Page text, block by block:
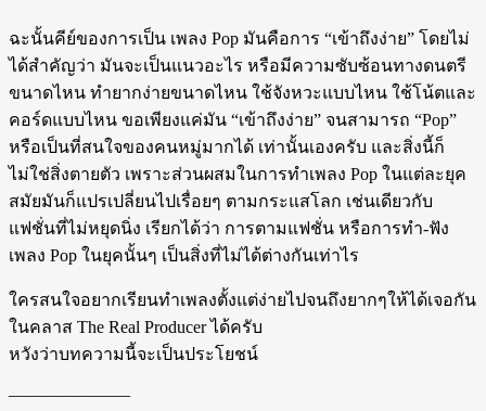
ฉะนั้นคีย์ของการเป็น เพลง Pop มันคือการ “เข้าถึงง่าย” โดยไม่
ได้สำคัญว่า มันจะเป็นแนวอะไร หรือมีความซับซ้อนทางดนตรี
ขนาดไหน ทำยากง่ายขนาดไหน ใช้จังหวะแบบไหน ใช้โน้ตและ
คอร์ดแบบไหน ขอเพียงแค่มัน “เข้าถึงง่าย” จนสามารถ “Pop”
หรือเป็นที่สนใจของคนหมู่มากได้ เท่านั้นเองครับ และสิ่งนี้ก็
ไม่ใช่สิ่งตายตัว เพราะส่วนผสมในการทำเพลง Pop ในแต่ละยุค
สมัยมันก็แปรเปลี่ยนไปเรื่อยๆ ตามกระแสโลก เช่นเดียวกับ
แฟชั่นที่ไม่หยุดนิ่ง เรียกได้ว่า การตามแฟชั่น หรือการทำ-ฟัง
เพลง Pop ในยุคนั้นๆ เป็นสิ่งที่ไม่ได้ต่างกันเท่าไร
ใครสนใจอยากเรียนทำเพลงตั้งแต่ง่ายไปจนถึงยากๆให้ได้เจอกัน
ในคลาส The Real Producer ได้ครับ
หวังว่าบทความนี้จะเป็นประโยชน์
———————